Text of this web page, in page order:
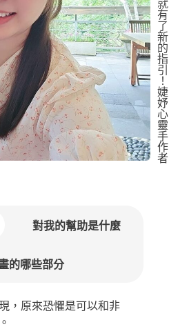
就
有
了
新
的
指
引
！
婕
妤
心
靈
手
作
者
對我的幫助是什麼
的哪些部分
，原來恐懼是可以和非